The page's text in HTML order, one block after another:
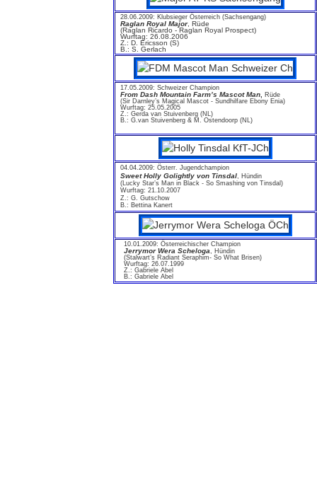
28.06.2009: Klubsieger Österreich (Sachsengang)
Raglan Royal Major, Rüde
(Raglan Ricardo - Raglan Royal Prospect)
Wurftag: 26.08.2006
Z.: D. Ericsson (S)
B.: S. Gerlach
17.05.2009: Schweizer Champion
From Dash Mountain Farm’s Mascot Man, Rüde
(Sir Darnley’s Magical Mascot - Sundhilfare Ebony Enia)
Wurftag: 25.05.2005
Z.: Gerda van Stuivenberg (NL)
B.: G.van Stuivenberg & M. Ostendoorp (NL)
04.04.2009: Österr. Jugendchampion
Sweet Holly Golightly von Tinsdal , Hündin
(Lucky Star’s Man in Black - So Smashing von Tinsdal)
Wurftag: 21.10.2007
Z.: G. Gutschow
B.: Bettina Kanert
10.01.2009: Österreichischer Champion
Jerrymor Wera Scheloga, Hündin
(Stalwart’s Radiant Seraphim- So What Brisen)
Wurftag: 26.07.1999
Z.: Gabriele Abel
B.: Gabriele Abel